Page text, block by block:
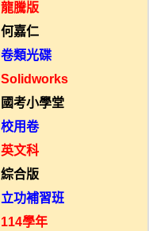
龍騰版
何嘉仁
卷類光碟
Solidworks
國考小學堂
校用卷
英文科
綜合版
立功補習班
114學年